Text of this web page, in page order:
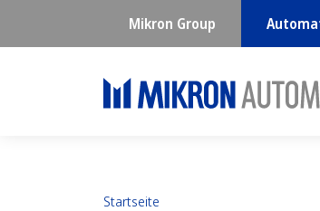
Mikron Group
Startseite